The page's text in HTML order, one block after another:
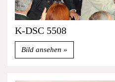
K-DSC 5508
Bild ansehen